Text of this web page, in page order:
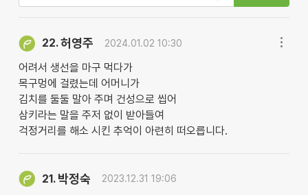
22.허영주 2024.01.02 10:30
어려서 생선을 마구 먹다가
목구멍에 걸렸는데 어머니가
김치를 둘둘 말아 주며 건성으로 씹어
삼키라는 말을 주저 없이 받아들여
걱정거리를 해소 시킨 추억이 아련히 떠오릅니다.
21. 박정숙 2023.12.31 19:06